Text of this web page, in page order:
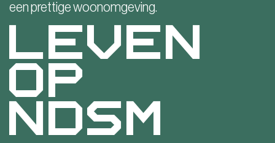
een prettige woonomgeving.
LEVEN
OP
NDSM